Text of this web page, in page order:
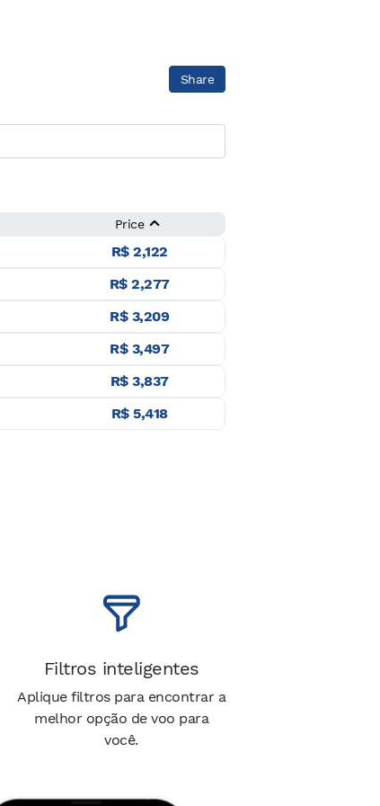
Share
Price
R$ 2,122
R$ 2,277
R$ 3,209
R$ 3,497
R$ 3,837
R$ 5,418
Filtros inteligentes
Aplique filtros para encontrar a
melhor opção de voo para
você.